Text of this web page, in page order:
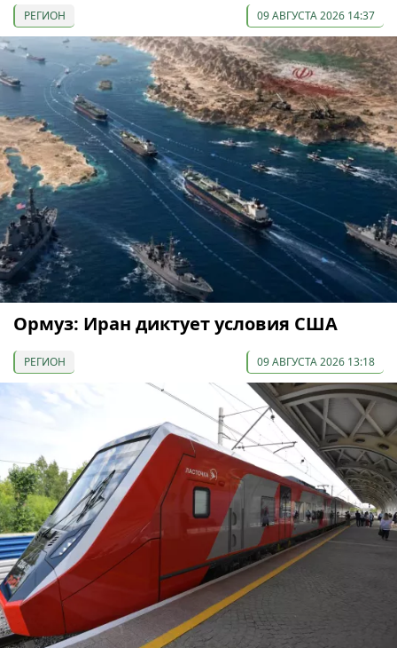
РЕГИОН 09 АВГУСТА 2026 14:37
Ормуз: Иран диктует условия США
РЕГИОН 09 АВГУСТА 2026 13:18